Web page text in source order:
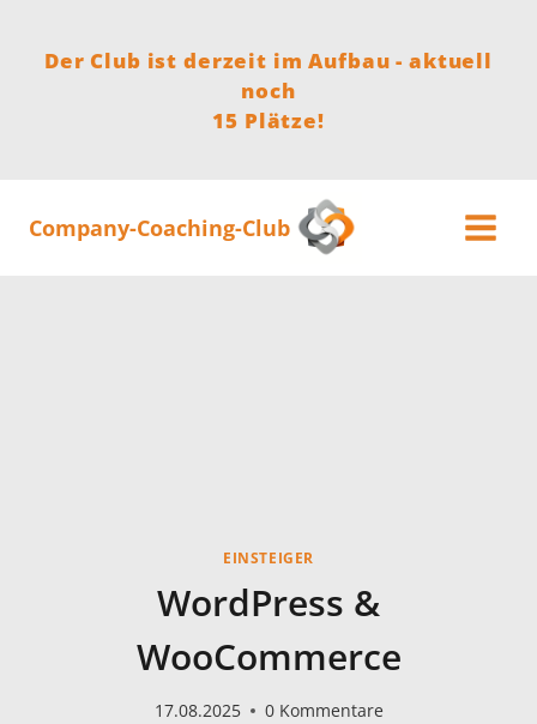
springenDer Club ist derzeit im Aufbau - aktuell
noch
15 Plätze!
Company-Coaching-Club
EINSTEIGER
WordPress &
WooCommerce
17.08.2025 0 Kommentare